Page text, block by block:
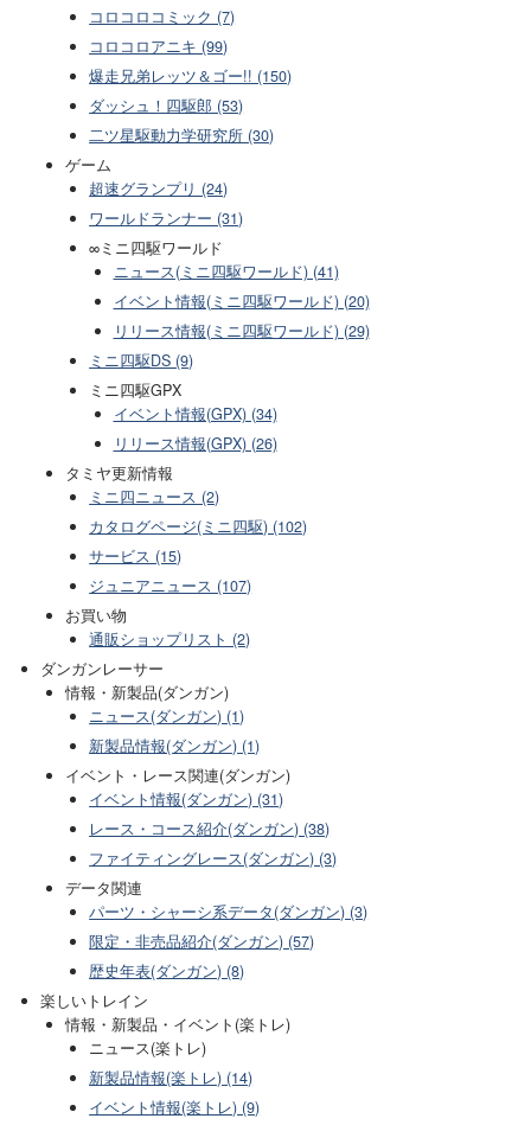
コロコロコミック (7)
コロコロアニキ (99)
爆走兄弟レッツ＆ゴー!! (150)
ダッシュ！四駆郎 (53)
二ツ星駆動力学研究所 (30)
ゲーム
超速グランプリ (24)
ワールドランナー (31)
∞ミニ四駆ワールド
ニュース(ミニ四駆ワールド) (41)
イベント情報(ミニ四駆ワールド) (20)
リリース情報(ミニ四駆ワールド) (29)
ミニ四駆DS (9)
ミニ四駆GPX
イベント情報(GPX) (34)
リリース情報(GPX) (26)
タミヤ更新情報
ミニ四ニュース (2)
カタログページ(ミニ四駆) (102)
サービス (15)
ジュニアニュース (107)
お買い物
通販ショップリスト (2)
ダンガンレーサー
情報・新製品(ダンガン)
ニュース(ダンガン) (1)
新製品情報(ダンガン) (1)
イベント・レース関連(ダンガン)
イベント情報(ダンガン) (31)
レース・コース紹介(ダンガン) (38)
ファイティングレース(ダンガン) (3)
データ関連
パーツ・シャーシ系データ(ダンガン) (3)
限定・非売品紹介(ダンガン) (57)
歴史年表(ダンガン) (8)
楽しいトレイン
情報・新製品・イベント(楽トレ)
ニュース(楽トレ)
新製品情報(楽トレ) (14)
イベント情報(楽トレ) (9)